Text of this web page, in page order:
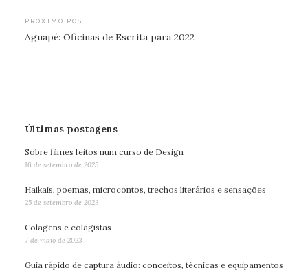
PRÓXIMO POST
Aguapé: Oficinas de Escrita para 2022
Últimas postagens
Sobre filmes feitos num curso de Design
16 de setembro de 2025
Haikais, poemas, microcontos, trechos literários e sensações
25 de setembro de 2023
Colagens e colagistas
7 de maio de 2023
Guia rápido de captura áudio: conceitos, técnicas e equipamentos